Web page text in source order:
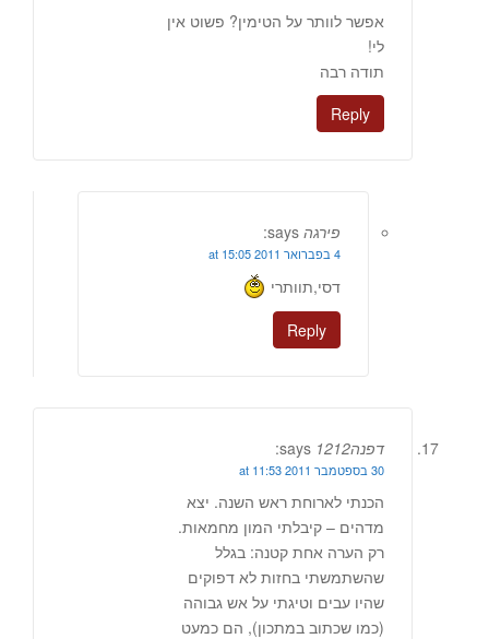
אפשר לוותר על הטימין? פשוט אין
לי!
תודה רבה
Reply
פירגה says:
4 בפברואר 2011 at 15:05
דסי,תוותרי
Reply
דפנה1212 says:
30 בספטמבר 2011 at 11:53
הכנתי לארוחת ראש השנה. יצא
מדהים – קיבלתי המון מחמאות.
רק הערה אחת קטנה: בגלל
שהשתמשתי בחזות לא דפוקים
שהיו עבים וטיגתי על אש גבוהה
(כמו שכתוב במתכון), הם כמעט